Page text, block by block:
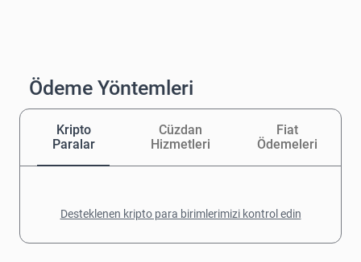
Ödeme Yöntemleri
Kripto
Paralar
Cüzdan
Hizmetleri
Fiat
Ödemeleri
Desteklenen kripto para birimlerimizi kontrol edin